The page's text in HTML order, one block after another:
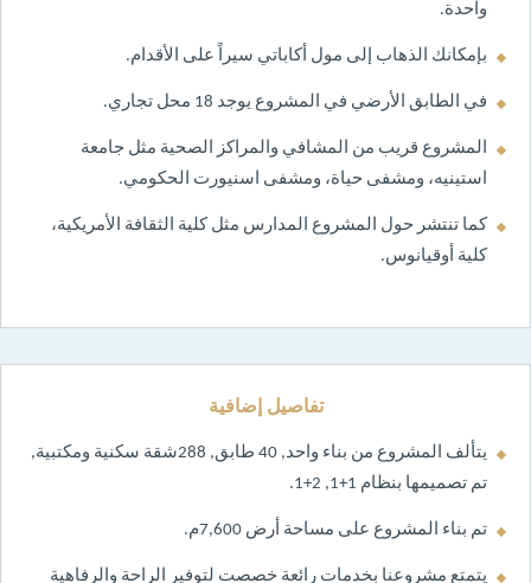
واحدة.
بإمكانك الذهاب إلى مول أكاباتي سيراً على الأقدام.
في الطابق الأرضي في المشروع يوجد 18 محل تجاري.
المشروع قريب من المشافي والمراكز الصحية مثل جامعة
استينيه، ومشفى حياة، ومشفى اسنيورت الحكومي.
كما تنتشر حول المشروع المدارس مثل كلية الثقافة الأمريكية،
كلية أوقيانوس.
تفاصيل إضافية
يتألف المشروع من بناء واحد, 40 طابق, 288شقة سكنية ومكتبية,
تم تصميمها بنظام 1+1, 2+1.
تم بناء المشروع على مساحة أرض 7,600م.
يتمتع مشروعنا بخدمات رائعة خصصت لتوفير الراحة والرفاهية